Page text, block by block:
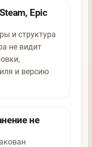
Epic
и структура
не видит
и версию
не